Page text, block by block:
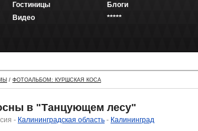
Гостиницы
Видео
Блоги
*****
/ ФОТОАЛЬБОМ: КУРШСКАЯ КОСА
в "Танцующем лесу"
- Калининградская область - Калининград